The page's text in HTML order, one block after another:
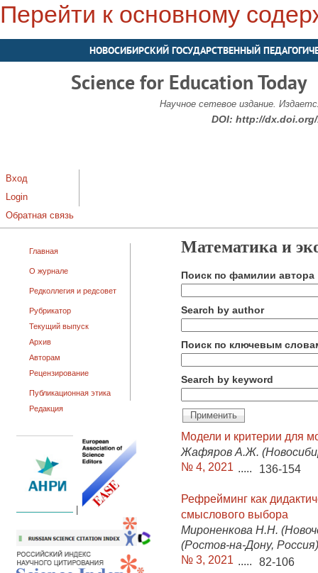
Перейти к основному
НОВОСИБИРСКИЙ ГОСУДАРСТВЕННЫЙ
Science for Education Today
Научное сетевое издание.
DOI: http://dx.doi.org/
Вход
Login
Обратная связь
Главная
О журнале
Редколлегия и редсовет
Рубрикатор
Текущий выпуск
Архив
Авторам
Рецензирование
Публикационная этика
Редакция
Математика и
Поиск по фамилии автора
Search by author
Поиск по ключевым
Search by keyword
Модели и критерии для
Жафяров А.Ж.
№ 4, 2021 ..... 136-154
Рефрейминг как
смыслового выбора
Мироненкова Н.Н.
(Ростов-на-Дону, Россия)
№ 3, 2021 ..... 82-106